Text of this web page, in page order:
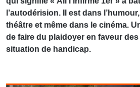
l’autodérision. Il est dans
théâtre et même dans le cinéma.
de faire du plaidoyer en faveur
situation de handicap.